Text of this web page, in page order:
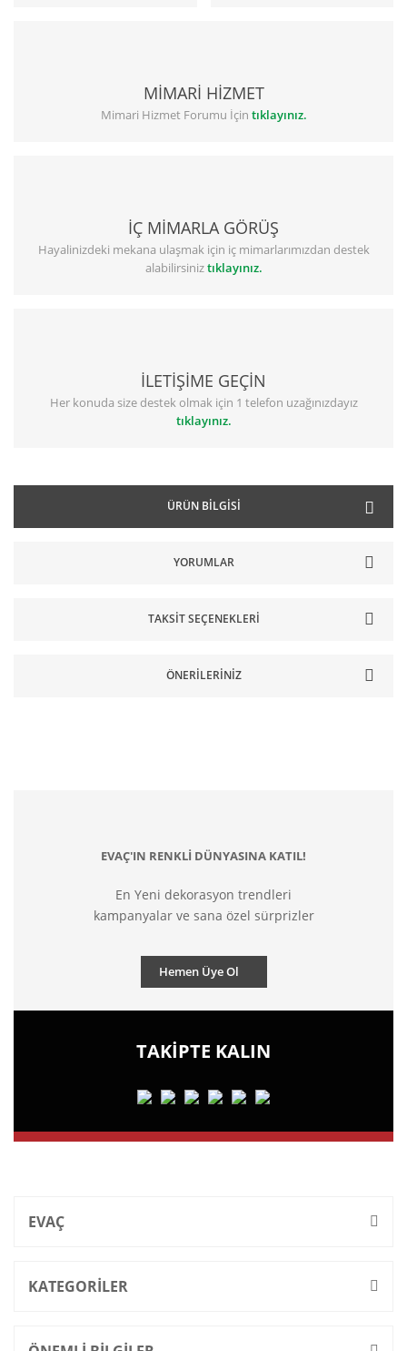
MİMARİ HİZMET
Mimari Hizmet Forumu İçin tıklayınız.
İÇ MİMARLA GÖRÜŞ
Hayalinizdeki mekana ulaşmak için iç mimarlarımızdan destek
alabilirsiniztıklayınız.
İLETİŞİME GEÇİN
Her konuda size destek olmak için 1 telefon uzağınızdayız
tıklayınız.
ÜRÜN BILGISI
YORUMLAR
TAKSIT SEÇENEKLERI
ÖNERILERINIZ
EVAÇ'IN RENKLİ DÜNYASINA KATIL!
En Yeni dekorasyon trendleri
kampanyalar ve sana özel sürprizler
Hemen Üye Ol
TAKİPTE KALIN
EVAÇ
KATEGORİLER